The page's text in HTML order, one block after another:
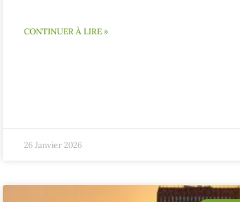
CONTINUER À LIRE »
26 Janvier 2026